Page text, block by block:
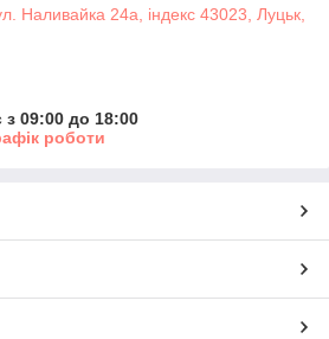
Наливайка 24а, індекс 43023, Луцьк,
09:00 до 18:00
роботи